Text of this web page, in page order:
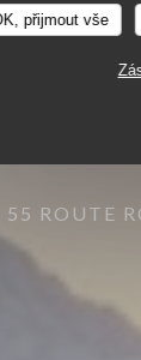
přijmout vše
55 ROUTE